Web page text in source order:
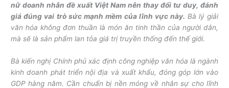
nữ doanh nhân đề xuất Việt Nam nên thay đổi tư duy, đánh
giá đúng vai trò sức mạnh mềm của lĩnh vực này. Bà lý giải
văn hóa không đơn thuần là món ăn tinh thần của người dân,
mà sẽ là sản phẩm lan tỏa giá trị truyền thống đến thế giới.
Bà kiến nghị Chính phủ xác định công nghiệp văn hóa là ngành
kinh doanh phát triển nội địa và xuất khẩu, đóng góp lớn vào
GDP hàng năm. Cần chuẩn bị nền móng về nhân sự cho lĩnh